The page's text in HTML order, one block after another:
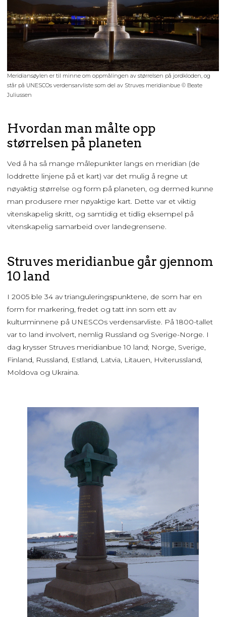
Meridiansøylen er til minne om oppmålingen av størrelsen på jordkloden, og
står på UNESCOs verdensarvliste som del av Struves meridianbue © Beate
Juliussen
Hvordan man målte opp
størrelsen på planeten
Ved å ha så mange målepunkter langs en meridian (de
loddrette linjene på et kart) var det mulig å regne ut
nøyaktig størrelse og form på planeten, og dermed kunne
man produsere mer nøyaktige kart. Dette var et viktig
vitenskapelig skritt, og samtidig et tidlig eksempel på
vitenskapelig samarbeid over landegrensene.
Struves meridianbue går gjennom
10 land
I 2005 ble 34 av trianguleringspunktene, de som har en
form for markering, fredet og tatt inn som ett av
kulturminnene på UNESCOs verdensarvliste. På 1800-tallet
var to land involvert, nemlig Russland og Sverige-Norge. I
dag krysser Struves meridianbue 10 land; Norge, Sverige,
Finland, Russland, Estland, Latvia, Litauen, Hviterussland,
Moldova og Ukraina.